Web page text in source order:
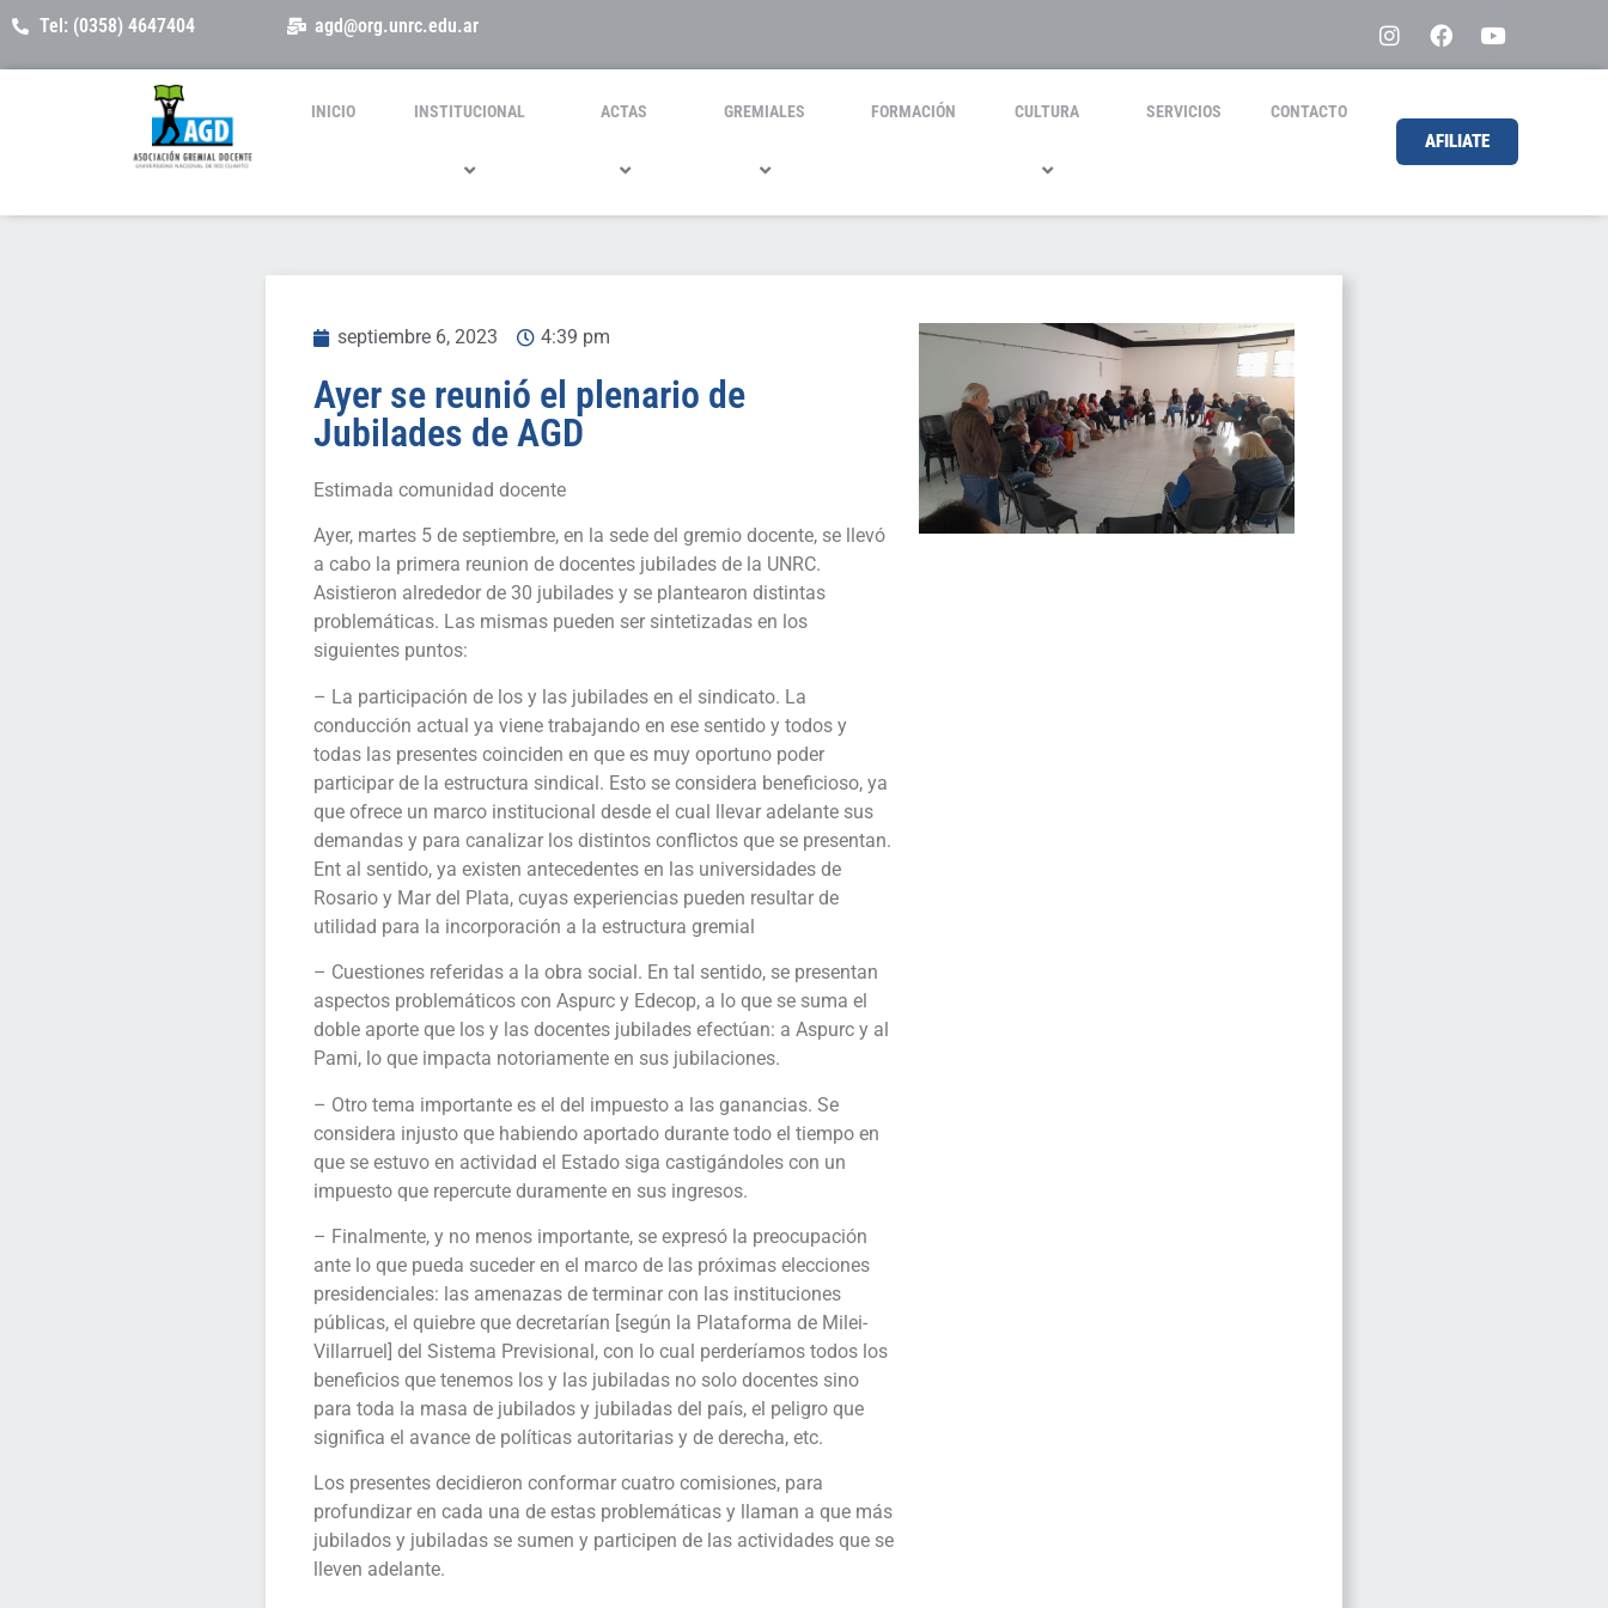
Tel: (0358) 4647404 agd@org.unrc.edu.ar
INICIO INSTITUCIONAL ACTAS GREMIALES FORMACIÓN CULTURA SERVICIOS CONTACTO
AFILIATE
septiembre 6, 2023 4:39 pm
Ayer se reunió el plenario de
Jubilades de AGD
Estimada comunidad docente
Ayer, martes 5 de septiembre, en la sede del gremio docente, se llevó
a cabo la primera reunion de docentes jubilades de la UNRC.
Asistieron alrededor de 30 jubilades y se plantearon distintas
problemáticas. Las mismas pueden ser sintetizadas en los
siguientes puntos:
– La participación de los y las jubilades en el sindicato. La
conducción actual ya viene trabajando en ese sentido y todos y
todas las presentes coinciden en que es muy oportuno poder
participar de la estructura sindical. Esto se considera beneficioso, ya
que ofrece un marco institucional desde el cual llevar adelante sus
demandas y para canalizar los distintos conflictos que se presentan.
Ent al sentido, ya existen antecedentes en las universidades de
Rosario y Mar del Plata, cuyas experiencias pueden resultar de
utilidad para la incorporación a la estructura gremial
– Cuestiones referidas a la obra social. En tal sentido, se presentan
aspectos problemáticos con Aspurc y Edecop, a lo que se suma el
doble aporte que los y las docentes jubilades efectúan: a Aspurc y al
Pami, lo que impacta notoriamente en sus jubilaciones.
– Otro tema importante es el del impuesto a las ganancias. Se
considera injusto que habiendo aportado durante todo el tiempo en
que se estuvo en actividad el Estado siga castigándoles con un
impuesto que repercute duramente en sus ingresos.
– Finalmente, y no menos importante, se expresó la preocupación
ante lo que pueda suceder en el marco de las próximas elecciones
presidenciales: las amenazas de terminar con las instituciones
públicas, el quiebre que decretarían [según la Plataforma de Milei-
Villarruel] del Sistema Previsional, con lo cual perderíamos todos los
beneficios que tenemos los y las jubiladas no solo docentes sino
para toda la masa de jubilados y jubiladas del país, el peligro que
significa el avance de políticas autoritarias y de derecha, etc.
Los presentes decidieron conformar cuatro comisiones, para
profundizar en cada una de estas problemáticas y llaman a que más
jubilados y jubiladas se sumen y participen de las actividades que se
lleven adelante.